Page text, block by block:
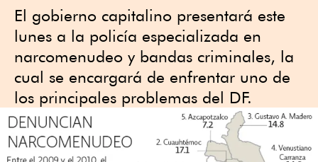
El gobierno capitalino presentará este
lunes a la policía especializada en
narcomenudeo y bandas criminales, la
cual se encargará de enfrentar uno de
los principales problemas del DF.